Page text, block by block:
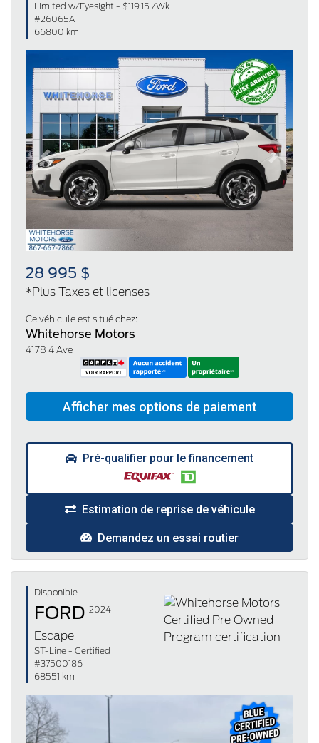
Limited w/Eyesight - $119.15 /Wk
#26065A
66800 km
Previous Next
28 995 $
*Plus Taxes et licenses
Ce véhicule est situé chez:
Whitehorse Motors
4178 4 Ave
Pré-qualifier pour le financement
Estimation de reprise de véhicule
Demandez un essai routier
Disponible
FORD 2024
Escape
ST-Line - Certified
#37500186
68551 km